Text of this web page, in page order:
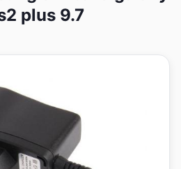
plus 9.7